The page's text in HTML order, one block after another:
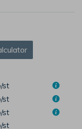
st
st
st
st